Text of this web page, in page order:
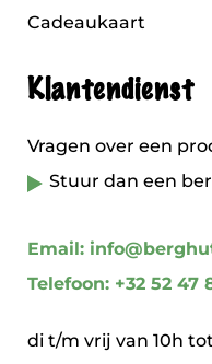
Cadeaukaart
Klantendienst
Vragen over een
Stuur dan een
Email:
Telefoon: +32 52 47
di t/m vrij van 10h